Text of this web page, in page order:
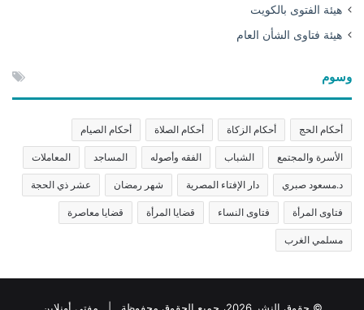
هيئة الفتوى بالكويت
هيئة فتاوى الشأن العام
وسوم
أحكام الحج أحكام الزكاة أحكام الصلاة أحكام الصيام
الأسرة والمجتمع الشباب الفقه وأصوله المساجد المعاملات
د.مسعود صبري دار الإفتاء المصرية شهر رمضان عشر ذي الحجة
فتاوى المرأة فتاوى النساء قضايا المرأة قضايا معاصرة
مسلمي الغرب
© حقوق النشر 2026، جميع الحقوق محفوظة | مفتي أونلاين